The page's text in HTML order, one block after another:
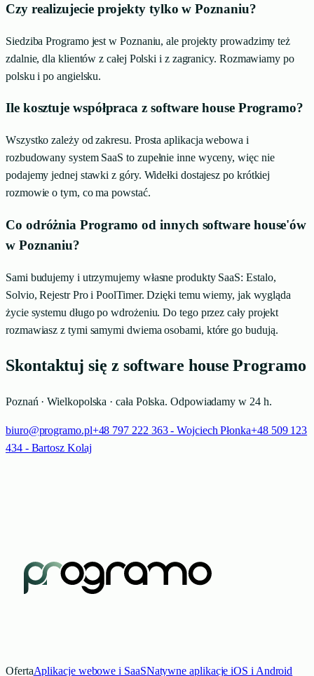
Czy realizujecie projekty tylko w Poznaniu?
Siedziba Programo jest w Poznaniu, ale projekty prowadzimy też
zdalnie, dla klientów z całej Polski i z zagranicy. Rozmawiamy po
polsku i po angielsku.
Ile kosztuje współpraca z software house Programo?
Wszystko zależy od zakresu. Prosta aplikacja webowa i
rozbudowany system SaaS to zupełnie inne wyceny, więc nie
podajemy jednej stawki z góry. Widełki dostajesz po krótkiej
rozmowie o tym, co ma powstać.
Co odróżnia Programo od innych software house'ów
w Poznaniu?
Sami budujemy i utrzymujemy własne produkty SaaS: Estalo,
Solvio, Rejestr Pro i PoolTimer. Dzięki temu wiemy, jak wygląda
życie systemu długo po wdrożeniu. Do tego przez cały projekt
rozmawiasz z tymi samymi dwiema osobami, które go budują.
Skontaktuj się z software house Programo
Poznań · Wielkopolska · cała Polska. Odpowiadamy w 24 h.
biuro@programo.pl+48 797 222 363 - Wojciech Płonka+48 509 123
434 - Bartosz Kolaj
OfertaAplikacje webowe i SaaSNatywne aplikacje iOS i Android